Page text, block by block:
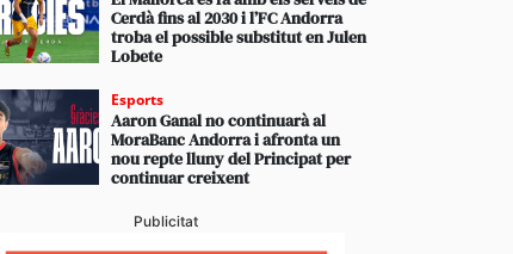
Cerdà fins al 2030 i l’FC Andorra
troba el possible substitut en Julen
Lobete
Esports
Aaron Ganal no continuarà al
MoraBanc Andorra i afronta un
nou repte lluny del Principat per
continuar creixent
Publicitat